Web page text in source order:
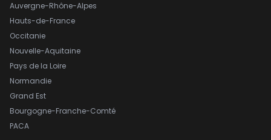
Auvergne-Rhône-Alpes
Hauts-de-France
Occitanie
Nouvelle-Aquitaine
Pays de la Loire
Normandie
Grand Est
Bourgogne-Franche-Comté
PACA